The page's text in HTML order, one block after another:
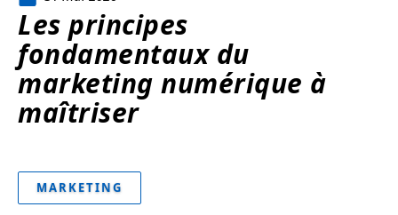
Les principes
fondamentaux du
marketing numérique à
maîtriser
MARKETING